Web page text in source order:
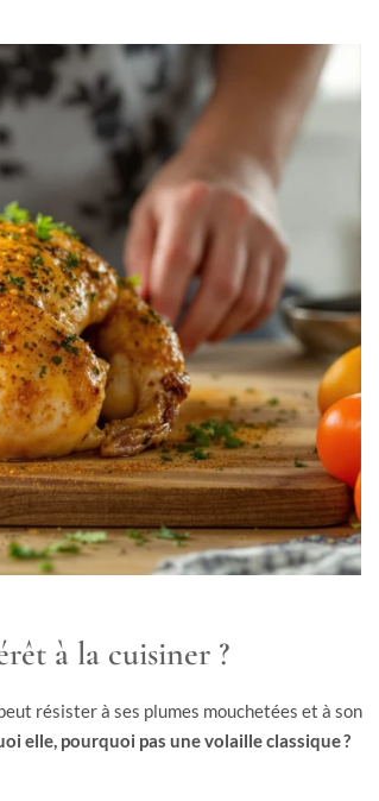
à la cuisiner ?
résister à ses plumes mouchetées et à son
elle, pourquoi pas une volaille classique ?